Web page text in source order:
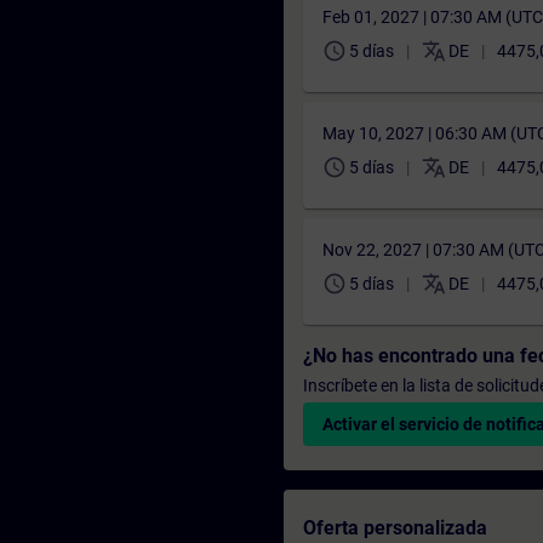
Feb 01, 2027 | 07:30 AM
schedule 5 días translate DE
May 10, 2027 | 06:30 AM
schedule 5 días translate DE
Nov 22, 2027 | 07:30 AM
schedule 5 días translate DE
¿No has encontrado una
Inscríbete en la lista de
Activar el servicio de
Oferta personalizada